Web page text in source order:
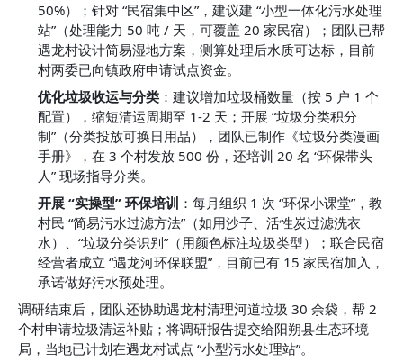
50%）；针对 “民宿集中区”，建议建 “小型一体化污水处理
站”（处理能力 50 吨 / 天，可覆盖 20 家民宿）；团队已帮
遇龙村设计简易湿地方案，测算处理后水质可达标，目前
村两委已向镇政府申请试点资金。
优化垃圾收运与分类 ：建议增加垃圾桶数量（按 5 户 1 个
配置），缩短清运周期至 1-2 天；开展 “垃圾分类积分
制”（分类投放可换日用品），团队已制作《垃圾分类漫画
手册》，在 3 个村发放 500 份，还培训 20 名 “环保带头
人” 现场指导分类。
开展 “实操型” 环保培训 ：每月组织 1 次 “环保小课堂”，教
村民 “简易污水过滤方法”（如用沙子、活性炭过滤洗衣
水）、“垃圾分类识别”（用颜色标注垃圾类型）；联合民宿
经营者成立 “遇龙河环保联盟”，目前已有 15 家民宿加入，
承诺做好污水预处理。
调研结束后，团队还协助遇龙村清理河道垃圾 30 余袋，帮 2
个村申请垃圾清运补贴；将调研报告提交给阳朔县生态环境
局，当地已计划在遇龙村试点 “小型污水处理站”。